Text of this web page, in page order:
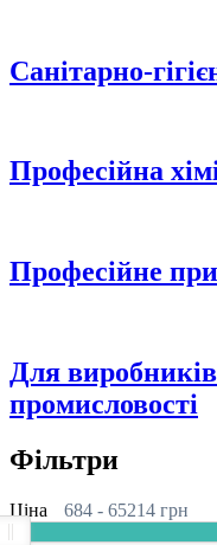
Санітарно-
Професійна
Професійне
Для
промисловості
Фільтри
Ціна 684 - 65214 грн